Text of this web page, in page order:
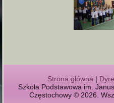
Strona główna |
Szkoła Podstawowa im.
Częstochowy © 2026.